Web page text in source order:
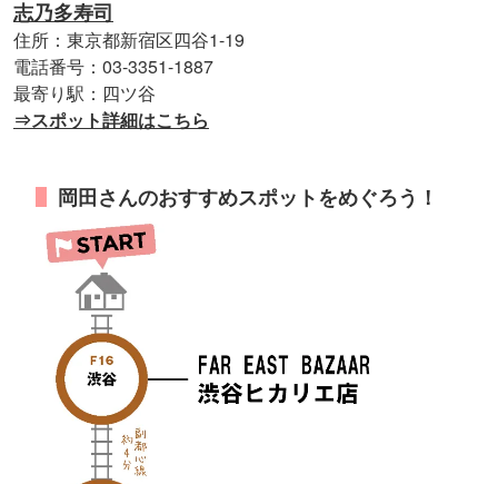
志乃多寿司
住所：東京都新宿区四谷1-19
電話番号：03-3351-1887
最寄り駅：四ツ谷
⇒スポット詳細はこちら
岡田さんのおすすめスポットをめぐろう！